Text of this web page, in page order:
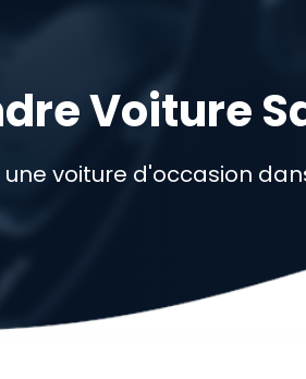
Voiture
voiture d'occasion